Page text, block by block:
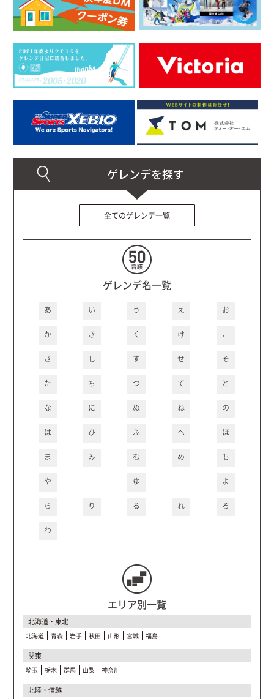
全てのゲレンデ一覧
ゲレンデ名一覧
あ い う え お
か き く け こ
さ し す せ そ
た ち つ て と
な に ぬ ね の
は ひ ふ へ ほ
ま み む め も
や ゆ よ
ら り る れ ろ
わ
エリア別一覧
北海道・東北
北海道 青森 岩手 秋田 山形 宮城 福島
関東
埼玉 栃木 群馬 山梨 神奈川
北陸・信越